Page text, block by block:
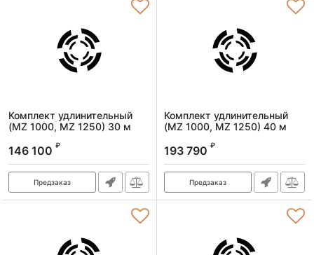
Комплект удлинительный
(MZ 1000, MZ 1250) 30 м
98292
146 100 ₽
Предзаказ
Комплект удлинительный
(MZ 1000, MZ 1250) 40 м
98293
193 790 ₽
Предзаказ